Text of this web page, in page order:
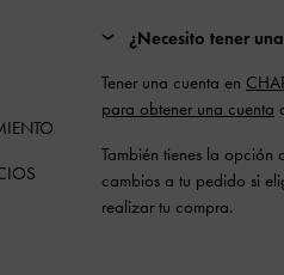
¿Necesito tener
Tener una cuenta en
para obtener una cuenta
También tienes la
cambios a tu pedido si
realizar tu compra.